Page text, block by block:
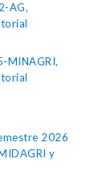
AG,
MINAGRI,
2026
y